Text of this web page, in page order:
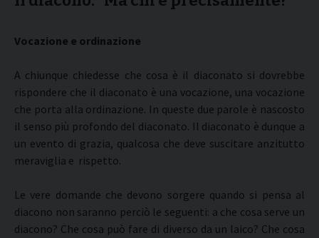
Vocazione e ordinazione
A chiunque chiedesse che cosa è il diaconato si dovrebbe
rispondere che il diaconato è una vocazione, una vocazione
che porta alla ordinazione. In queste due parole è nascosto
il senso più profondo del diaconato. Il diaconato è dunque a
un evento di grazia, qualcosa che deve suscitare anzitutto
meraviglia e rispetto.
Le vere domande che devono sorgere quando si pensa al
diacono non saranno perciò le seguenti: a che cosa serve un
diacono? Che cosa può fare di diverso da un laico? Che cosa